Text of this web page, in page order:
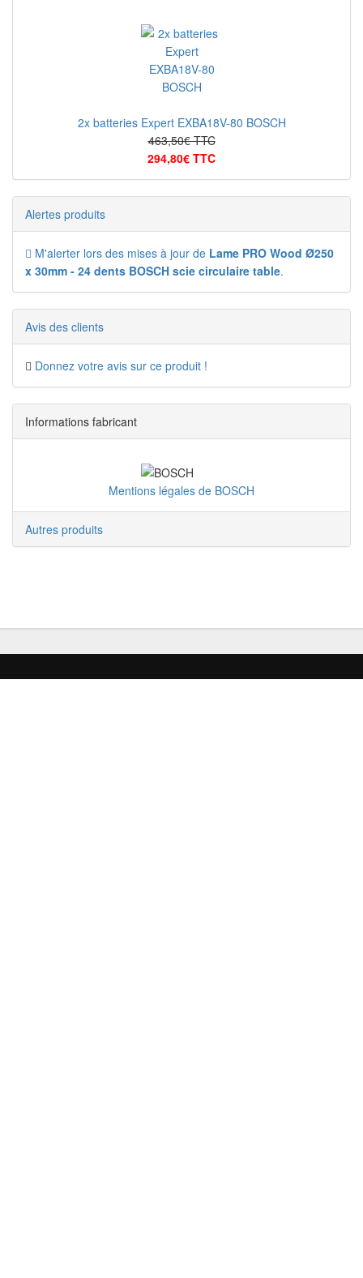
2x batteries Expert EXBA18V-80 BOSCH
463,50€ TTC
294,80€ TTC
Alertes produits
M'alerter lors des mises à jour de Lame PRO Wood Ø250
x 30mm - 24 dents BOSCH scie circulaire table.
Avis des clients
Donnez votre avis sur ce produit !
Informations fabricant
Mentions légales de BOSCH
Autres produits